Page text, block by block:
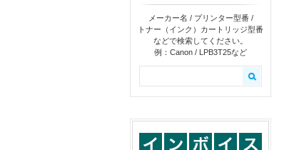
メーカー名 / プリンター型番 /
トナー（インク）カートリッジ型番
などで検索してください。
例：Canon / LPB3T25など